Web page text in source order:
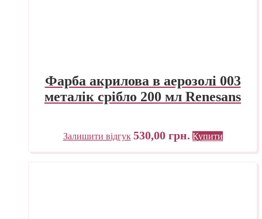
Фарба акрилова в аерозолі 003
металік срібло 200 мл Renesans
Залишити відгук 530,00 грн. Купити